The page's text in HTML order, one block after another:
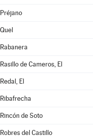
Préjano
Quel
Rabanera
Rasillo de Cameros, El
Redal, El
Ribafrecha
Rincón de Soto
Robres del Castillo